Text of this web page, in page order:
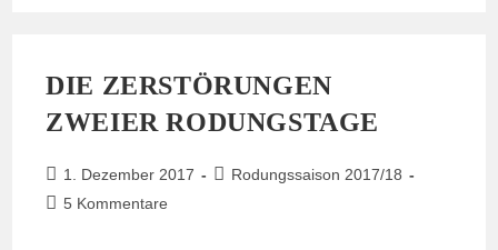
DIE ZERSTÖRUNGEN
ZWEIER RODUNGSTAGE
Beitrag
veröffentlicht:
1. Dezember 2017
Beitrags-
Rodungssaison 2017/18
Beitrags-
5 Kommentare